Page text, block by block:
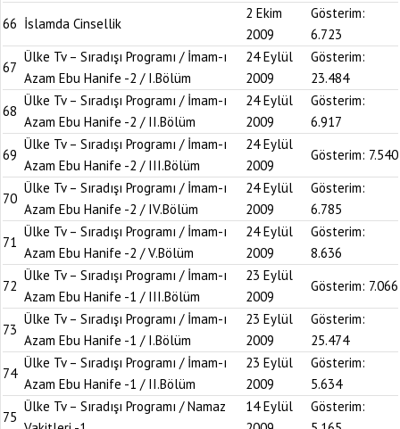
66 İslamda Cinsellik
2 Ekim
2009
Gösterim:
6.723
67
Ülke Tv – Sıradışı Programı / İmam-ı
Azam Ebu Hanife -2 / I.Bölüm
24 Eylül
2009
Gösterim:
23.484
68
Ülke Tv – Sıradışı Programı / İmam-ı
Azam Ebu Hanife -2 / II.Bölüm
24 Eylül
2009
Gösterim:
6.917
69
Ülke Tv – Sıradışı Programı / İmam-ı
Azam Ebu Hanife -2 / III.Bölüm
24 Eylül
2009
Gösterim: 7.540
70
Ülke Tv – Sıradışı Programı / İmam-ı
Azam Ebu Hanife -2 / IV.Bölüm
24 Eylül
2009
Gösterim:
6.785
71
Ülke Tv – Sıradışı Programı / İmam-ı
Azam Ebu Hanife -2 / V.Bölüm
24 Eylül
2009
Gösterim:
8.636
72
Ülke Tv – Sıradışı Programı / İmam-ı
Azam Ebu Hanife -1 / III.Bölüm
23 Eylül
2009
Gösterim: 7.066
73
Ülke Tv – Sıradışı Programı / İmam-ı
Azam Ebu Hanife -1 / I.Bölüm
23 Eylül
2009
Gösterim:
25.474
74
Ülke Tv – Sıradışı Programı / İmam-ı
Azam Ebu Hanife -1 / II.Bölüm
23 Eylül
2009
Gösterim:
5.634
75
Ülke Tv – Sıradışı Programı / Namaz
14 Eylül
Gösterim: